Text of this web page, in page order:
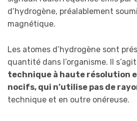
d’hydrogène, préalablement
magnétique.
Les atomes d’hydrogène sont
quantité dans l’organisme. Il s’agit
technique à haute résolution
nocifs, qui n’utilise pas de
technique et en outre onéreuse.